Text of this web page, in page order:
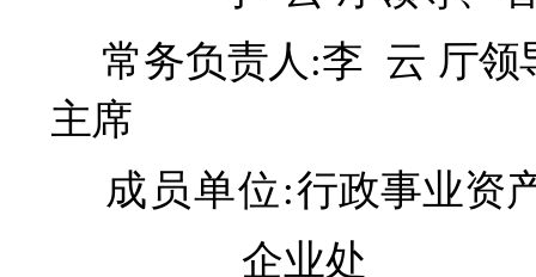
常务负责人:李 云 厅领
主席
成员单位:行政事业资
企业处